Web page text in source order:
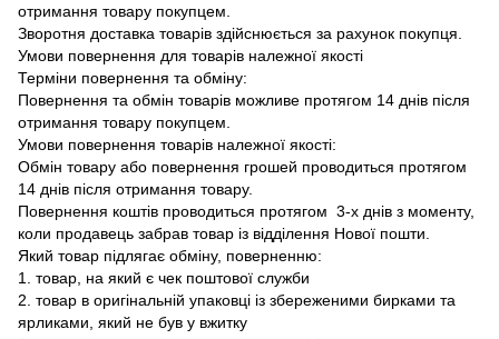
отримання товару покупцем.
Зворотня доставка товарів здійснюється за рахунок покупця.
Умови повернення для товарів належної якості
Терміни повернення та обміну:
Повернення та обмін товарів можливе протягом 14 днів після
отримання товару покупцем.
Умови повернення товарів належної якості:
Обмін товару або повернення грошей проводиться протягом
14 днів після отримання товару.
Повернення коштів проводиться протягом 3-х днів з моменту,
коли продавець забрав товар із відділення Нової пошти.
Який товар підлягає обміну, поверненню:
1. товар, на який є чек поштової служби
2. товар в оригінальній упаковці із збереженими бирками та
ярликами, який не був у вжитку